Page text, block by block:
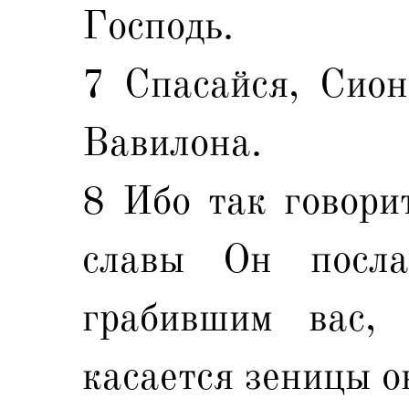
Господь.
7 Спасайся,
Вавилона.
8 Ибо так
славы Он
грабившим
касается зеницы